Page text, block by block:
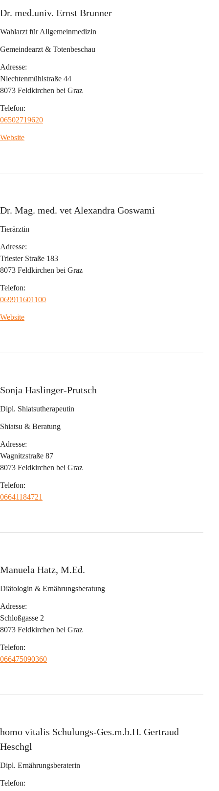
Dr. med.univ. Ernst Brunner
Wahlarzt für Allgemeinmedizin
Gemeindearzt & Totenbeschau
Adresse:
Niechtenmühlstraße 44
8073 Feldkirchen bei Graz
Telefon:
06502719620
Website
Dr. Mag. med. vet Alexandra Goswami
Tierärztin
Adresse:
Triester Straße 183
8073 Feldkirchen bei Graz
Telefon:
069911601100
Website
Sonja Haslinger-Prutsch
Dipl. Shiatsutherapeutin
Shiatsu & Beratung
Adresse:
Wagnitzstraße 87
8073 Feldkirchen bei Graz
Telefon:
06641184721
Manuela Hatz, M.Ed.
Diätologin & Ernährungsberatung
Adresse:
Schloßgasse 2
8073 Feldkirchen bei Graz
Telefon:
066475090360
homo vitalis Schulungs-Ges.m.b.H. Gertraud
Heschgl
Dipl. Ernährungsberaterin
Telefon: